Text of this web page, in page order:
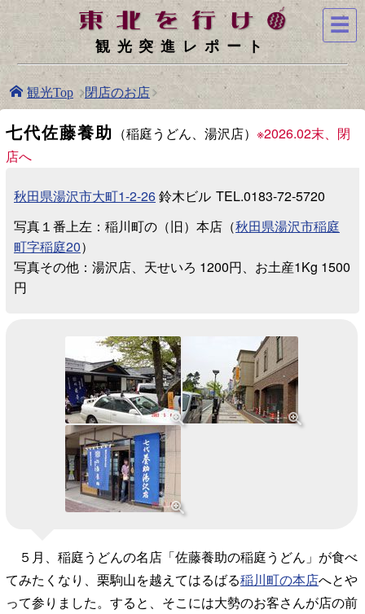
観光突進レポート
観光Top 閉店のお店
七代佐藤養助 （稲庭うどん、湯沢店） ※2026.02末、閉
店へ
秋田県湯沢市大町1-2-26鈴木ビル TEL.0183-72-5720
写真１番上左：稲川町の（旧）本店（秋田県湯沢市稲庭
町字稲庭20）
写真その他：湯沢店、天せいろ 1200円、お土産1Kg 1500
円
５月、稲庭うどんの名店「佐藤養助の稲庭うどん」が食べ
てみたくなり、栗駒山を越えてはるばる稲川町の本店へとや
って参りました。すると、そこには大勢のお客さんが店の前
☰